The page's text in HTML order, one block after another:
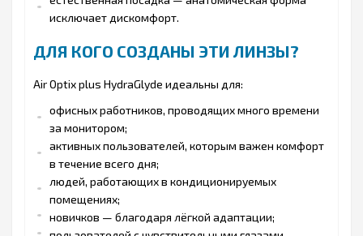
исключает дискомфорт.
ДЛЯ КОГО СОЗДАНЫ ЭТИ ЛИНЗЫ?
Air Optix plus HydraGlyde идеальны для:
офисных работников, проводящих много времени
за монитором;
активных пользователей, которым важен комфорт
в течение всего дня;
людей, работающих в кондиционируемых
помещениях;
новичков — благодаря лёгкой адаптации;